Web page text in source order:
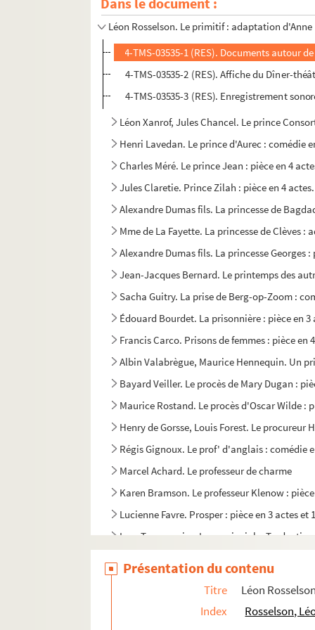
Gaston-Arman de Caillavet, Robert de Flers.
Léon Rosselson. Le primitif : adaptation
4-TMS-03535-1 (RES). Documents autour
4-TMS-03535-2 (RES). Affiche du Dîner-
4-TMS-03535-3 (RES). Enregistrement
Léon Xanrof, Jules Chancel. Le prince
Henri Lavedan. Le prince d'Aurec : comédie
Charles Méré. Le prince Jean : pièce en 4
Jules Claretie. Prince Zilah : pièce en 4
Alexandre Dumas fils. La princesse de
Mme de La Fayette. La princesse de Clèves :
Alexandre Dumas fils. La princesse Georges :
Jean-Jacques Bernard. Le printemps des
Sacha Guitry. La prise de Berg-op-Zoom :
Édouard Bourdet. La prisonnière : pièce en 3
Francis Carco. Prisons de femmes : pièce
Albin Valabrègue, Maurice Hennequin. Un
Bayard Veiller. Le procès de Mary Dugan :
Maurice Rostand. Le procès d'Oscar Wilde :
Henry de Gorsse, Louis Forest. Le procureur
Régis Gignoux. Le prof' d'anglais : comédie
Marcel Achard. Le professeur de charme
Karen Bramson. Le professeur Klenow :
Lucienne Favre. Prosper : pièce en 3 actes et
Ivan Tourgueniev. La provinciale. Traduction
Présentation du contenu
Titre
Léon
Index
Rosselson,